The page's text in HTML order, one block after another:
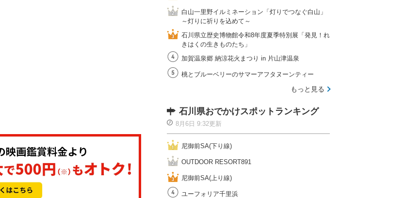
白山一里野イルミネーション「灯りでつなぐ白山」
～灯りに祈りを込めて～
石川県立歴史博物館令和8年度夏季特別展「発見！れ
きはくの生きものたち」
加賀温泉郷 納涼花火まつり in 片山津温泉
桃とブルーベリーのサマーアフタヌーンティー
もっと見る
石川県おでかけスポットランキング
8月6日 9:32更新
尼御前SA(下り線)
OUTDOOR RESORT891
尼御前SA(上り線)
ユーフォリア千里浜